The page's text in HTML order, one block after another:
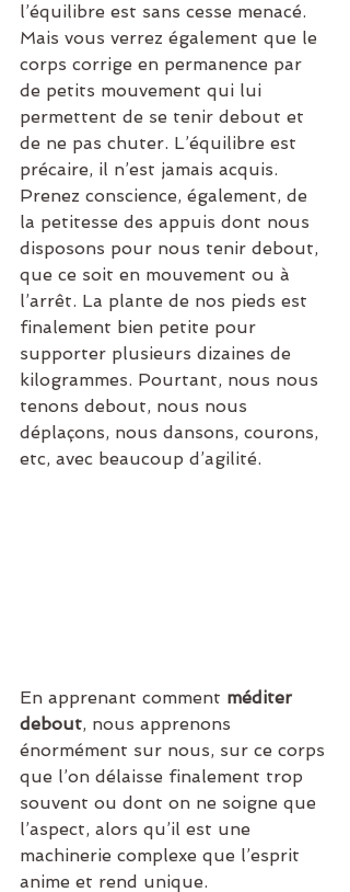
l’équilibre est sans cesse menacé.
Mais vous verrez également que le
corps corrige en permanence par
de petits mouvement qui lui
permettent de se tenir debout et
de ne pas chuter. L’équilibre est
précaire, il n’est jamais acquis.
Prenez conscience, également, de
la petitesse des appuis dont nous
disposons pour nous tenir debout,
que ce soit en mouvement ou à
l’arrêt. La plante de nos pieds est
finalement bien petite pour
supporter plusieurs dizaines de
kilogrammes. Pourtant, nous nous
tenons debout, nous nous
déplaçons, nous dansons, courons,
etc, avec beaucoup d’agilité.
En apprenant comment méditer
debout, nous apprenons
énormément sur nous, sur ce corps
que l’on délaisse finalement trop
souvent ou dont on ne soigne que
l’aspect, alors qu’il est une
machinerie complexe que l’esprit
anime et rend unique.